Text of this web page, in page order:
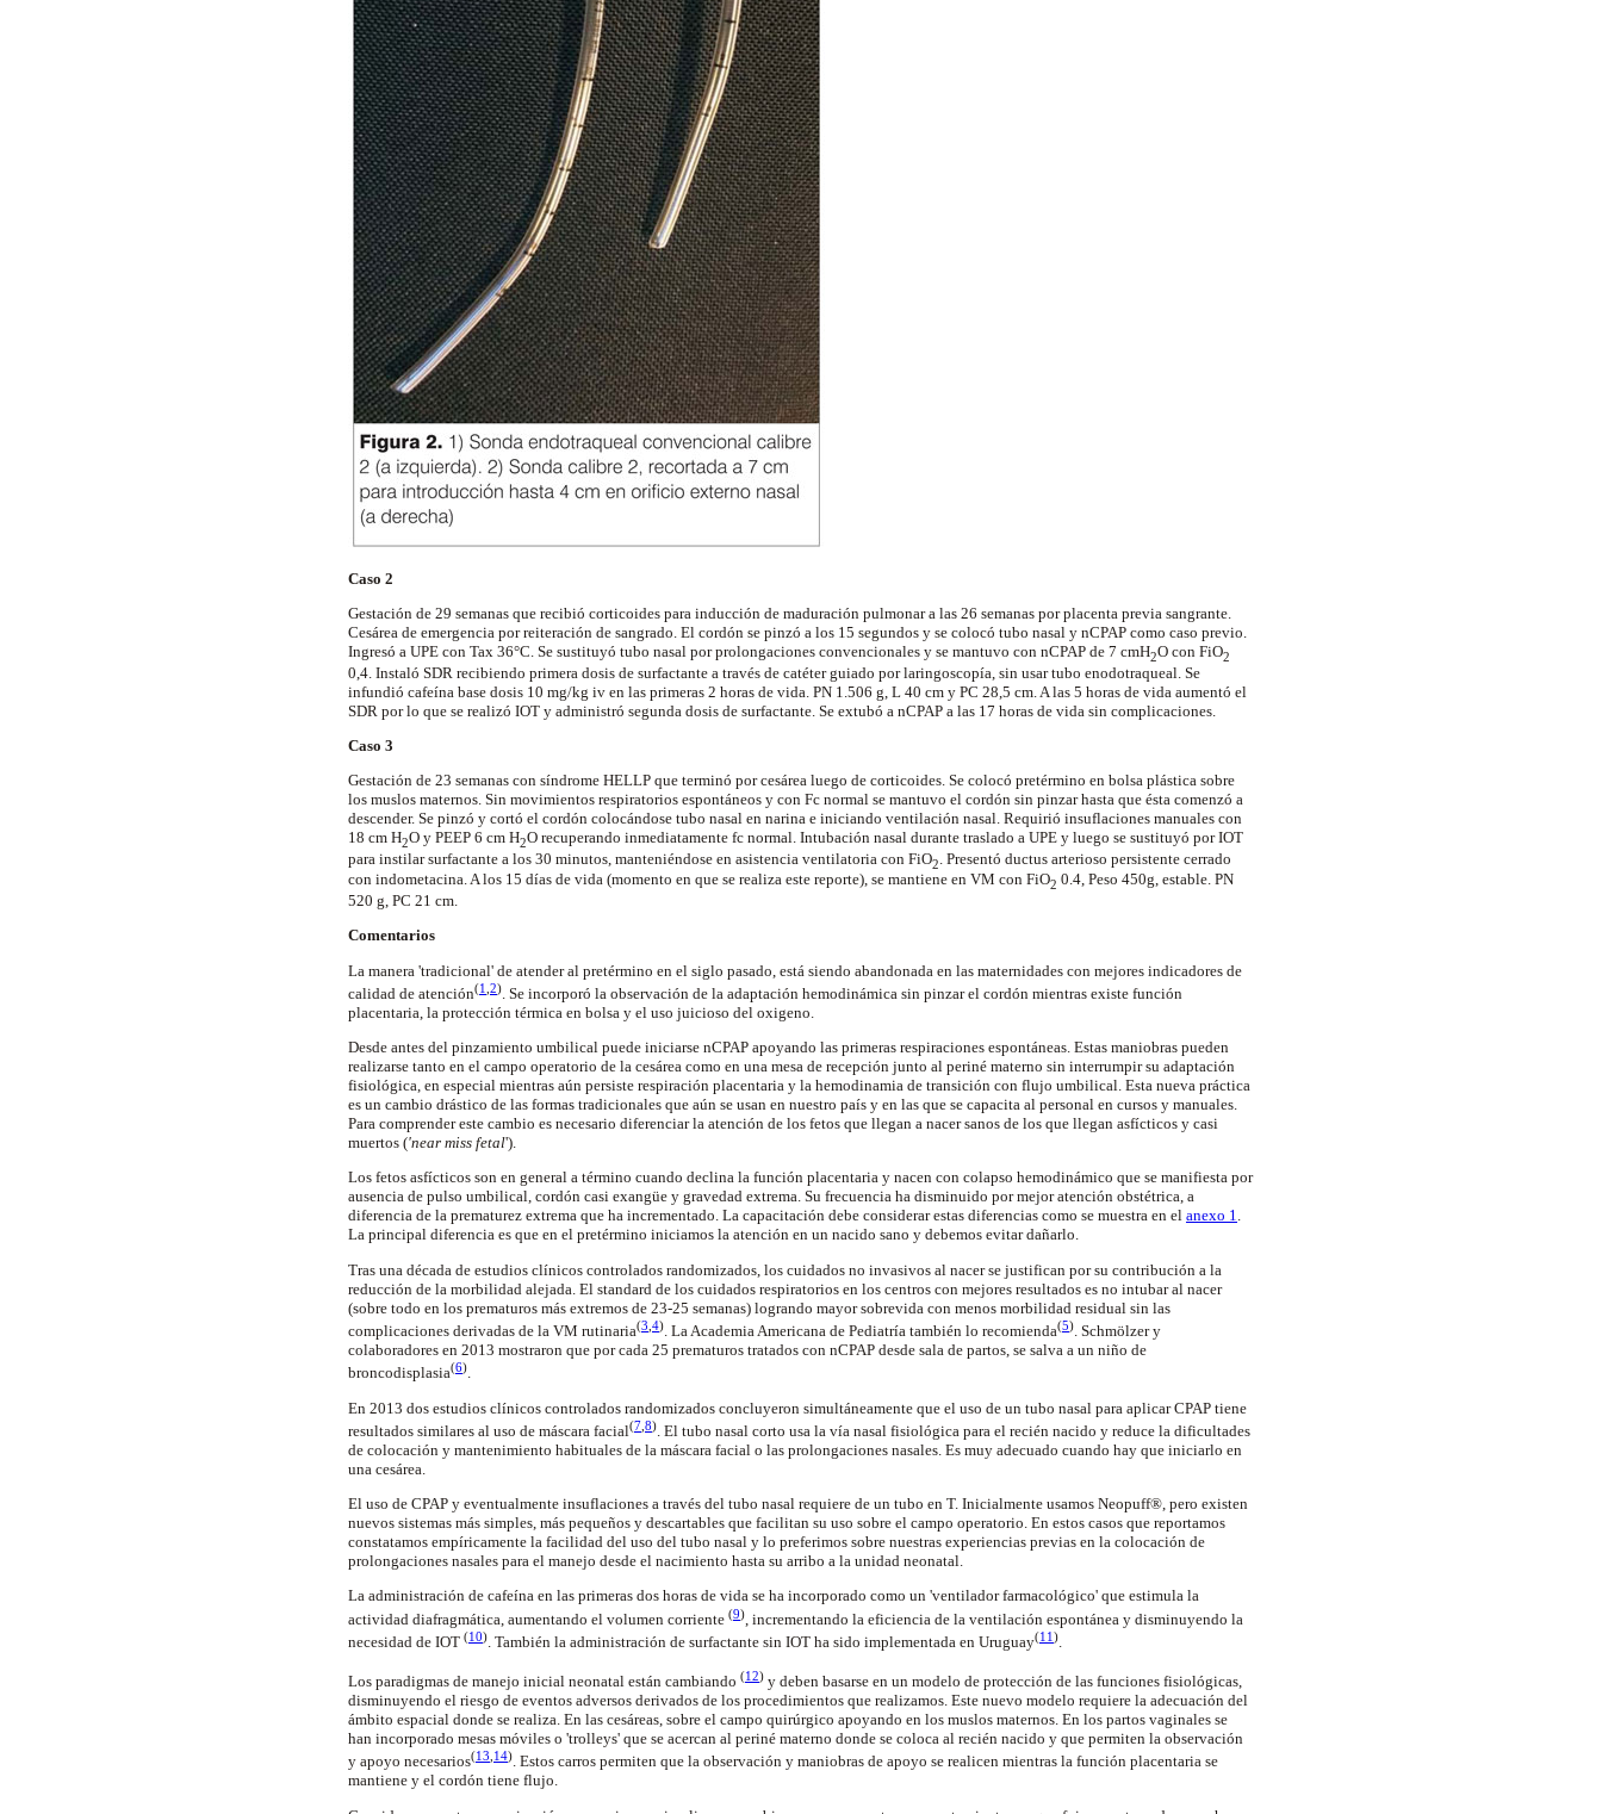
Caso 2
Gestación de 29 semanas que recibió corticoides para inducción de maduración pulmonar a las 26 semanas por placenta previa sangrante.
Cesárea de emergencia por reiteración de sangrado. El cordón se pinzó a los 15 segundos y se colocó tubo nasal y nCPAP como caso previo.
Ingresó a UPE con Tax 36°C. Se sustituyó tubo nasal por prolongaciones convencionales y se mantuvo con nCPAP de 7 cmH2O con FiO2
0,4. Instaló SDR recibiendo primera dosis de surfactante a través de catéter guiado porlaringoscopía , sin usar tubo enodotraqueal . Se
infundió cafeína base dosis 10 mg/kg iv en las primeras 2 horas de vida. PN 1.506 g , L 40 cm y PC 28,5 cm . A las 5 horas de vida aumentó el
SDR por lo que se realizó IOT y administró segunda dosis de surfactante . Se extubó a nCPAP a las 17 horas de vida sin complicaciones.
Caso 3
Gestación de 23 semanas con síndrome HELLP que terminó por cesárea luego de corticoides. Se colocó pretérmino en bolsa plástica sobre
los muslos maternos. Sin movimientos respiratorios espontáneos y con Fc normal se mantuvo el cordón sin pinzar hasta que ésta comenzó a
descender. Se pinzó y cortó el cordón colocándose tubo nasal en narina e iniciando ventilación nasal. Requirió insuflaciones manuales con
18 cm H2O y PEEP 6 cm H2O recuperando inmediatamente fc normal. Intubación nasal durante traslado a UPE y luego se sustituyó por IOT
para instilarsurfactante a los 30 minutos, manteniéndose en asistencia ventilatoria con FiO2 . Presentó ductus arterioso persistente cerrado
con indometacina. A los 15 días de vida (momento en que se realiza este reporte), se mantiene en VM con FiO2 0.4, Peso 450g, estable. PN
520 g, PC 21 cm.
Comentarios
La manera 'tradicional' de atender al pretérmino en el siglo pasado, está siendo abandonada en las maternidades con mejores indicadores de
calidad de atención(1 2) . Se incorporó la observación de la adaptación hemodinámica sin pinzar el cordón mientras existe función
placentaria, la protección térmica en bolsa y el uso juicioso del oxigeno.
Desde antes del pinzamiento umbilical puede iniciarse nCPAP apoyando las primeras respiraciones espontáneas. Estas maniobras pueden
realizarse tanto en el campo operatorio de la cesárea como en una mesa de recepción junto al periné materno sin interrumpir su adaptación
fisiológica, en especial mientras aún persiste respiración placentaria y la hemodinamia de transición con flujo umbilical. Esta nueva práctica
es un cambio drástico de las formas tradicionales que aún se usan en nuestro país y en las que se capacita al personal en cursos y manuales.
Para comprender este cambio es necesario diferenciar la atención de los fetos que llegan a nacer sanos de los que llegan asfícticos y casi
muertos ('near miss fetal').
Los fetos asfícticos son en general a término cuando declina la función placentaria y nacen con colapso hemodinámico que se manifiesta por
ausencia de pulso umbilical, cordón casi exangüe y gravedad extrema. Su frecuencia ha disminuido por mejor atención obstétrica, a
diferencia de la prematurez extrema que ha incrementado. La capacitación debe considerar estas diferencias como se muestra en el anexo 1.
La principal diferencia es que en el pretérmino iniciamos la atención en un nacido sano y debemos evitar dañarlo.
Tras una década de estudios clínicos controlados randomizados , los cuidados no invasivos al nacer se justifican por su contribución a la
reducción de la morbilidad alejada. El standard de los cuidados respiratorios en los centros con mejores resultados es no intubar al nacer
(sobre todo en los prematuros más extremos de 23-25 semanas) logrando mayorsobrevida con menos morbilidad residual sin las
complicaciones derivadas de la VM rutinaria(3 4) La Academia Americana de Pediatría también lo recomienda(5) Schmölzery
colaboradores en 2013 mostraron que por cada 25 prematuros tratados con nCPAP desde sala de partos, se salva a un niño de
broncodisplasia(6).
En 2013 dos estudios clínicos controlados randomizados concluyeron simultáneamente que el uso de un tubo nasal para aplicar CPAP tiene
resultados similares al uso de máscara facial(7 8). El tubo nasal corto usa la vía nasal fisiológica para el recién nacido y reduce la dificultades
de colocación y mantenimiento habituales de la máscara facial o las prolongaciones nasales. Es muy adecuado cuando hay que iniciarlo en
una cesárea.
El uso de CPAP y eventualmente insuflaciones a través del tubo nasal requiere de un tubo en T. Inicialmente usamos Neopuff®, pero existen
nuevos sistemas más simples, más pequeños y descartables que facilitan su uso sobre el campo operatorio. En estos casos que reportamos
constatamos empíricamente la facilidad del uso del tubo nasal y lo preferimos sobre nuestras experiencias previas en la colocación de
prolongaciones nasales para el manejo desde el nacimiento hasta su arribo a la unidad neonatal.
La administración de cafeína en las primeras dos horas de vida se ha incorporado como un 'ventilador farmacológico' que estimula la
actividad diafragmática, aumentando el volumen corriente (9) , incrementando la eficiencia de la ventilación espontánea y disminuyendo la
necesidad de IOT (10). También la administración de surfactante sin IOT ha sido implementada en Uruguay(11).
Los paradigmas de manejo inicial neonatal están cambiando (12) y deben basarse en un modelo de protección de las funciones fisiológicas,
disminuyendo el riesgo de eventos adversos derivados de los procedimientos que realizamos. Este nuevo modelo requiere la adecuación del
ámbito espacial donde se realiza. En las cesáreas, sobre el campo quirúrgico apoyando en los muslos maternos. En los partos vaginales se
han incorporado mesas móviles o 'trolleys' que se acercan al periné materno donde se coloca al recién nacido y que permiten la observación
y apoyo necesarios(13 14). Estos carros permiten que la observación y maniobras de apoyo se realicen mientras la función placentaria se
mantiene y el cordón tiene flujo.